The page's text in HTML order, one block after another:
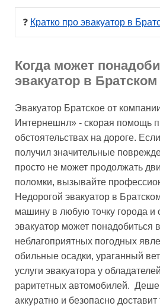
❓ Кратко про эвакуатор в
Когда может
эвакуатор в Братском
Эвакуатор Братское от
Интернешнл» - скорая помощь
обстоятельствах на дороге.
получил значительные
просто не может продолжать
поломки, вызывайте
Недорогой эвакуатор в
машину в любую точку города и
эвакуатор может понадобиться
неблагоприятных погодных
обильные осадки, ураганный
услуги эвакуатора у
раритетных автомобилей.
аккуратно и безопасно доставит